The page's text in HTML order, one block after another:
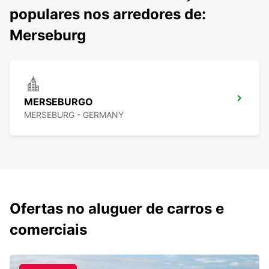
populares nos arredores de:
Merseburg
MERSEBURGO
MERSEBURG - GERMANY
Ofertas no aluguer de carros e
comerciais